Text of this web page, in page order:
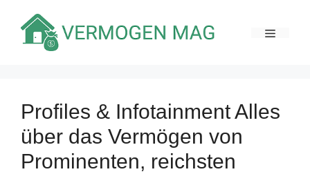
Inhalt
springen
Profiles & Infotainment Alles
über das Vermögen von
Prominenten, reichsten